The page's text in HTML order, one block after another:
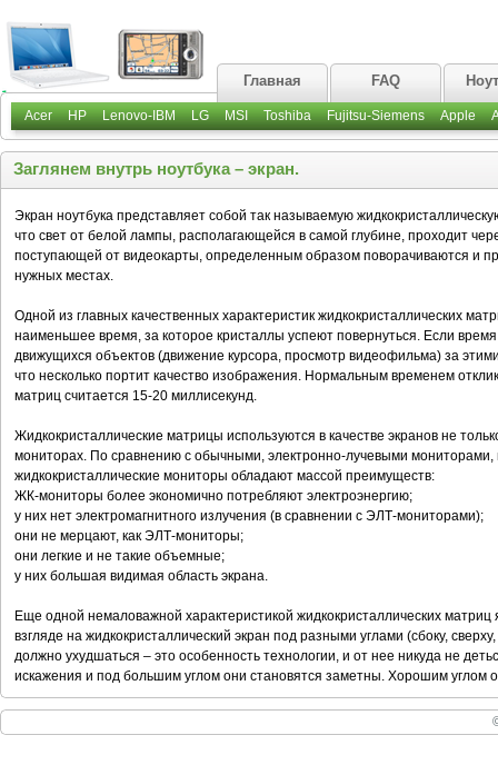
Главная FAQ
Acer HP Lenovo-IBM LG MSI Toshiba Fujitsu-Siemens Apple
Заглянем внутрь ноутбука – экран.
Экран ноутбука представляет собой так называемую
что свет от белой лампы, располагающейся в самой глубине, проходит
поступающей от видеокарты, определенным образом поворачиваются и
нужных местах.
Одной из главных качественных характеристик жидкокристаллических
наименьшее время, за которое кристаллы успеют повернуться. Если
движущихся объектов (движение курсора, просмотр видеофильма) за
что несколько портит качество изображения. Нормальным временем
матриц считается 15-20 миллисекунд.
Жидкокристаллические матрицы используются в качестве экранов не
мониторах. По сравнению с обычными, электронно-лучевыми мониторами,
жидкокристаллические мониторы обладают массой преимуществ:
ЖК-мониторы более экономично потребляют электроэнергию;
у них нет электромагнитного излучения (в сравнении с ЭЛТ-мониторами);
они не мерцают, как ЭЛТ-мониторы;
они легкие и не такие объемные;
у них большая видимая область экрана.
Еще одной немаловажной характеристикой жидкокристаллических матриц
взгляде на жидкокристаллический экран под разными углами (сбоку,
должно ухудшаться – это особенность технологии, и от нее никуда не
искажения и под большим углом они становятся заметны. Хорошим углом